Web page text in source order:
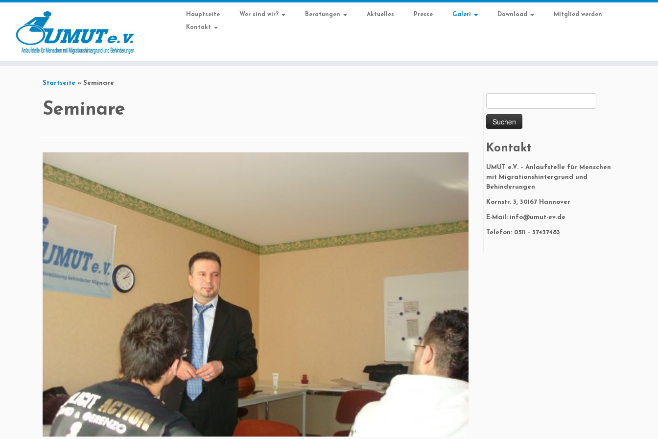
Hauptseite Wer sind wir? Beratungen Aktuelles Presse Galeri Download Mitglied werden
Kontakt
Startseite » Seminare
Seminare
nach:
Kontakt
UMUT e.V. – Anlaufstelle für Menschen
mit Migrationshintergrund und
Behinderungen
Kornstr. 3, 30167 Hannover
E-Mail: info@umut-ev.de
Telefon: 0511 – 37437483